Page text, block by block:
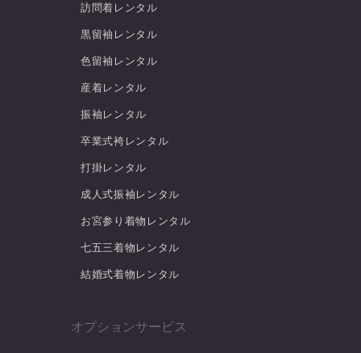
訪問着レンタル
黒留袖レンタル
色留袖レンタル
産着レンタル
振袖レンタル
卒業式袴レンタル
打掛レンタル
成人式振袖レンタル
お宮参り着物レンタル
七五三着物レンタル
結婚式着物レンタル
オプションサービス